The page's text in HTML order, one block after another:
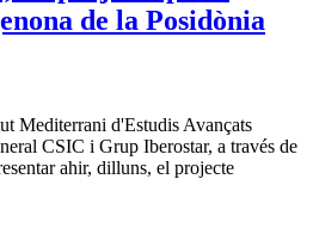
de la Posidònia
Mediterrani d'Estudis Avançats
CSIC i Grup Iberostar, a través de
ahir, dilluns, el projecte